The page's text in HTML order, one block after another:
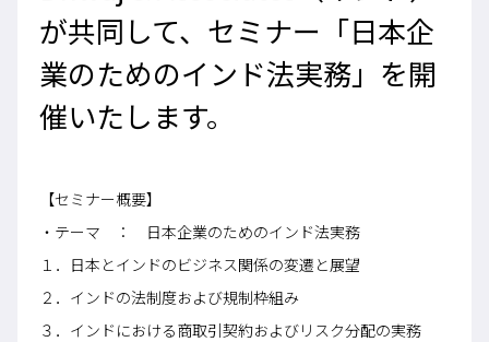
が共同して、セミナー「日本企
業のためのインド法実務」を開
催いたします。
【セミナー概要】
・テーマ ： 日本企業のためのインド法実務
１．日本とインドのビジネス関係の変遷と展望
２．インドの法制度および規制枠組み
３．インドにおける商取引契約およびリスク分配の実務